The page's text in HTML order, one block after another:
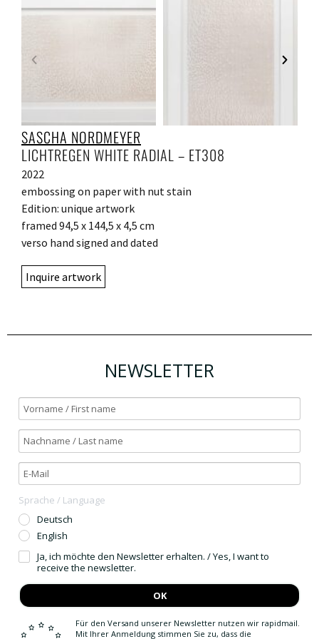
SASCHA NORDMEYER
LICHTREGEN WHITE RADIAL – ET308
2022
embossing on paper with nut stain
Edition: unique artwork
framed 94,5 x 144,5 x 4,5 cm
verso hand signed and dated
Inquire artwork
NEWSLETTER
Sprache / Language
Deutsch
English
Ja, ich möchte den Newsletter erhalten. / Yes, I want to
receive the newsletter.
OK
Für den Versand unserer Newsletter nutzen wir rapidmail.
Mit Ihrer Anmeldung stimmen Sie zu, dass die